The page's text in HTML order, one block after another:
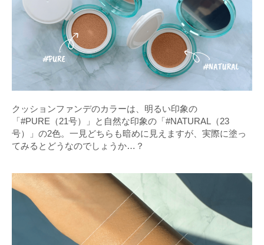
クッションファンデのカラーは、明るい印象の
「#PURE（21号）」と自然な印象の「#NATURAL（23
号）」の2色。一見どちらも暗めに見えますが、実際に塗っ
てみるとどうなのでしょうか…？